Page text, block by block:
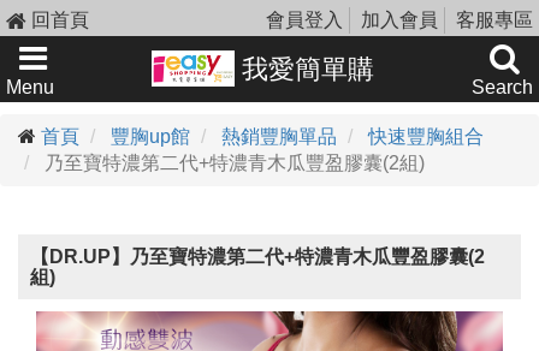
回首頁 會員登入 加入會員 客服專區
Menu
我愛簡單購
Search
首頁 豐胸up館 熱銷豐胸單品
快速豐胸組合
乃至寶特濃第二代+特濃青木瓜豐盈膠囊(2組)
【DR.UP】乃至寶特濃第二代+特濃青木瓜豐盈膠囊(2
組)